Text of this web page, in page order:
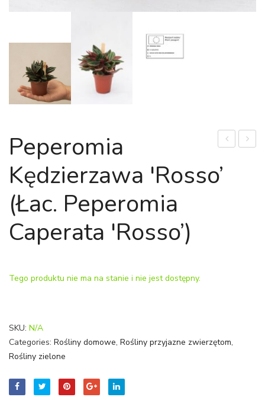
Bean’
Peperomia
Kędzierzawa 'Rosso’
(łac. Peperomia
Caperata 'Rosso’)
Tego produktu nie ma na stanie i nie jest dostępny.
SKU: N/A
Categories: Rośliny domowe, Rośliny przyjazne zwierzętom,
Rośliny zielone